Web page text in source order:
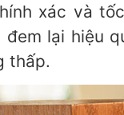
xác và
lại hiệu
thấp.